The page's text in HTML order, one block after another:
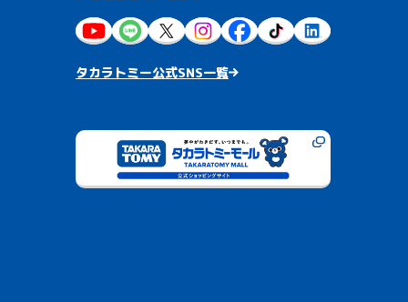
タカラトミー公式SNS一覧